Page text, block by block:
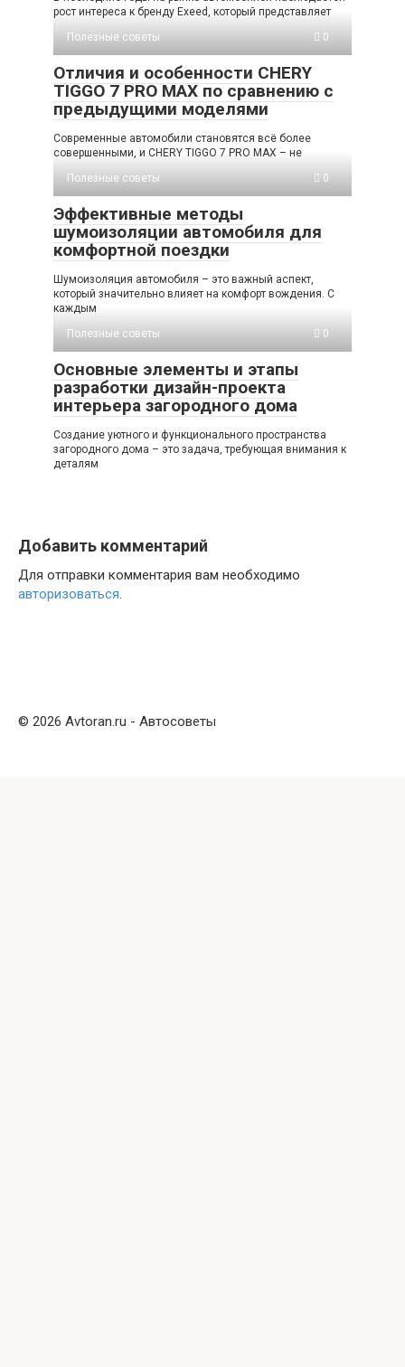
рост интереса к бренду Exeed, который представляет
Полезные советы
0
Отличия и особенности CHERY
TIGGO 7 PRO MAX по сравнению с
предыдущими моделями
Современные автомобили становятся всё более
совершенными, и CHERY TIGGO 7 PRO MAX – не
Полезные советы
0
Эффективные методы
шумоизоляции автомобиля для
комфортной поездки
Шумоизоляция автомобиля – это важный аспект,
который значительно влияет на комфорт вождения. С
каждым
Полезные советы
0
Основные элементы и этапы
разработки дизайн-проекта
интерьера загородного дома
Создание уютного и функционального пространства
загородного дома – это задача, требующая внимания к
деталям
Добавить комментарий
Для отправки комментария вам необходимо
авторизоваться.
© 2026 Avtoran.ru - Автосоветы